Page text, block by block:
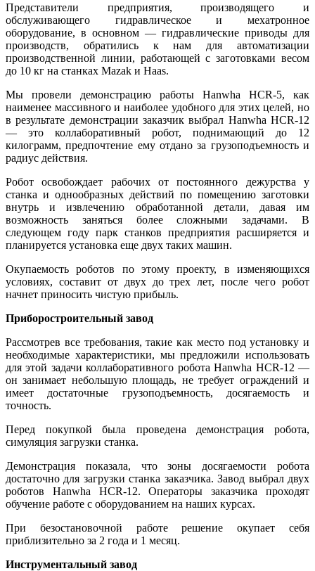
Представители предприятия, производящего и
обслуживающего гидравлическое и мехатронное
оборудование, в основном — гидравлические приводы для
производств, обратились к нам для автоматизации
производственной линии, работающей с заготовками весом
до 10 кг на станках Mazak и Haas.
Мы провели демонстрацию работы Hanwha HCR-5, как
наименее массивного и наиболее удобного для этих целей, но
в результате демонстрации заказчик выбрал Hanwha HCR-12
— это коллаборативный робот, поднимающий до 12
килограмм, предпочтение ему отдано за грузоподъемность и
радиус действия.
Робот освобождает рабочих от постоянного дежурства у
станка и однообразных действий по помещению заготовки
внутрь и извлечению обработанной детали, давая им
возможность заняться более сложными задачами. В
следующем году парк станков предприятия расширяется и
планируется установка еще двух таких машин.
Окупаемость роботов по этому проекту, в изменяющихся
условиях, составит от двух до трех лет, после чего робот
начнет приносить чистую прибыль.
Приборостроительный завод
Рассмотрев все требования, такие как место под установку и
необходимые характеристики, мы предложили использовать
для этой задачи коллаборативного робота Hanwha HCR-12 —
он занимает небольшую площадь, не требует ограждений и
имеет достаточные грузоподъемность, досягаемость и
точность.
Перед покупкой была проведена демонстрация робота,
симуляция загрузки станка.
Демонстрация показала, что зоны досягаемости робота
достаточно для загрузки станка заказчика. Завод выбрал двух
роботов Hanwha HCR-12. Операторы заказчика проходят
обучение работе с оборудованием на наших курсах.
При безостановочной работе решение окупает себя
приблизительно за 2 года и 1 месяц.
Инструментальный завод